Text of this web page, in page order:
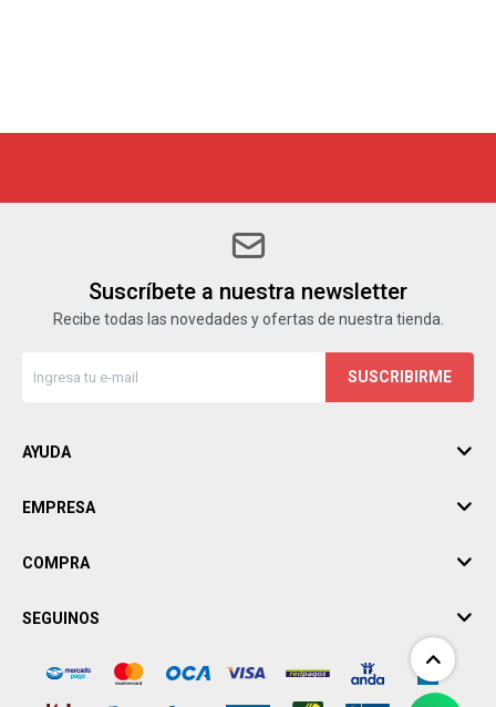
Suscríbete a nuestra newsletter
Recibe todas las novedades y ofertas de nuestra tienda.
SUSCRIBIRME
AYUDA
EMPRESA
COMPRA
SEGUINOS